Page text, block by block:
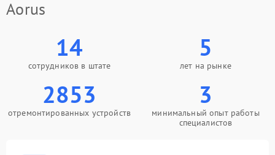
Aorus
14
сотрудников в штате
5
лет на рынке
2853
отремонтированных устройств
3
минимальный опыт работы
специалистов